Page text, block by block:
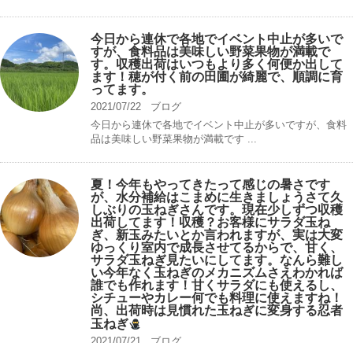
今日から連休で各地でイベント中止が多いで
すが、食料品は美味しい野菜果物が満載で
す。収穫出荷はいつもより多く何便か出して
ます！穂が付く前の田圃が綺麗で、順調に育
ってます。
2021/07/22
ブログ
今日から連休で各地でイベント中止が多いですが、食料
品は美味しい野菜果物が満載です ...
夏！今年もやってきたって感じの暑さです
が、水分補給はこまめに生きましょうさて久
しぶりの玉ねぎさんです。現在少しずつ収穫
出荷してます！収穫？お客様にサラダ玉ね
ぎ、新玉みたいとか言われますが、実は大変
ゆっくり室内で成長させてるからで、甘く、
サラダ玉ねぎ見たいにしてます。なんら難し
い今年なく玉ねぎのメカニズムさえわかれば
誰でも作れます！甘くサラダにも使えるし、
シチューやカレー何でも料理に使えますね！
尚、出荷時は見慣れた玉ねぎに変身する忍者
玉ねぎ